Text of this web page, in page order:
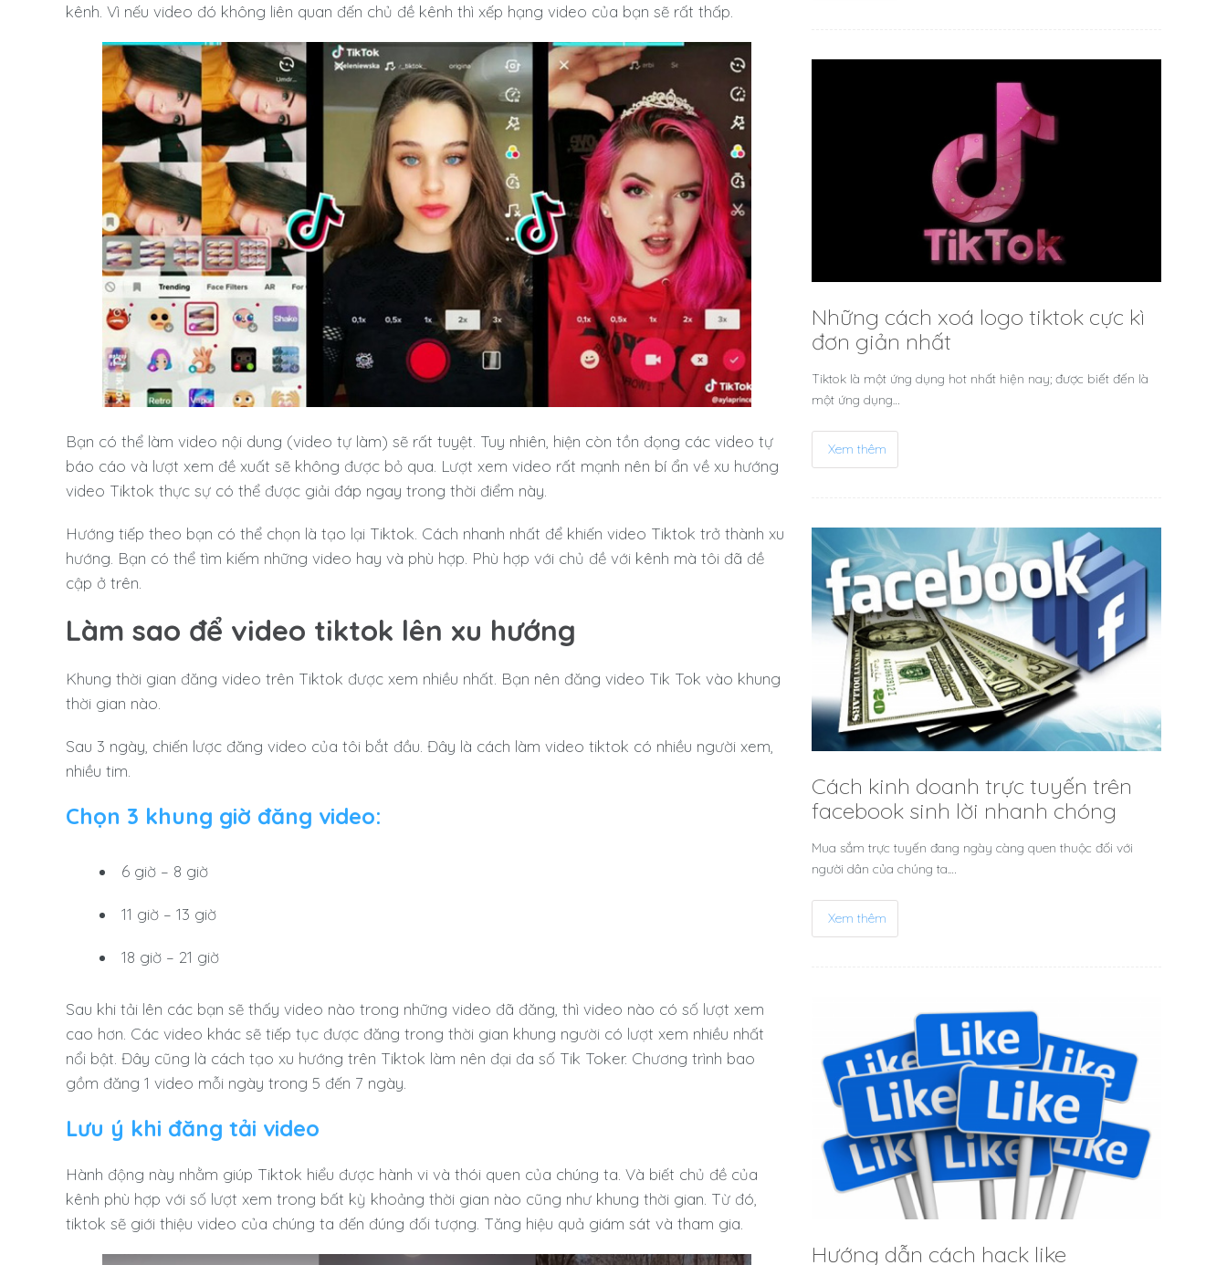
kênh. Vì nếu video đó không liên quan đến chủ đề kênh thì xếp hạng video của bạn sẽ rất thấp.
Bạn có thể làm video nội dung (video tự làm) sẽ rất tuyệt. Tuy nhiên, hiện còn tồn đọng các video tự
báo cáo và lượt xem đề xuất sẽ không được bỏ qua. Lượt xem video rất mạnh nên bí ẩn về xu hướng
video Tiktok thực sự có thể được giải đáp ngay trong thời điểm này.
Hướng tiếp theo bạn có thể chọn là tạo lại Tiktok. Cách nhanh nhất để khiến video Tiktok trở thành xu
hướng. Bạn có thể tìm kiếm những video hay và phù hợp. Phù hợp với chủ đề với kênh mà tôi đã đề
cập ở trên.
Làm sao để video tiktok lên xu hướng
Khung thời gian đăng video trên Tiktok được xem nhiều nhất. Bạn nên đăng video Tik Tok vào khung
thời gian nào.
Sau 3 ngày, chiến lược đăng video của tôi bắt đầu. Đây là cách làm video tiktok có nhiều người xem,
nhiều tim.
Chọn 3 khung giờ đăng video:
6 giờ – 8 giờ
11 giờ – 13 giờ
18 giờ – 21 giờ
Sau khi tải lên các bạn sẽ thấy video nào trong những video đã đăng, thì video nào có số lượt xem
cao hơn. Các video khác sẽ tiếp tục được đăng trong thời gian khung người có lượt xem nhiều nhất
nổi bật. Đây cũng là cách tạo xu hướng trên Tiktok làm nên đại đa số Tik Toker. Chương trình bao
gồm đăng 1 video mỗi ngày trong 5 đến 7 ngày.
Lưu ý khi đăng tải video
Hành động này nhằm giúp Tiktok hiểu được hành vi và thói quen của chúng ta. Và biết chủ đề của
kênh phù hợp với số lượt xem trong bất kỳ khoảng thời gian nào cũng như khung thời gian. Từ đó,
tiktok sẽ giới thiệu video của chúng ta đến đúng đối tượng. Tăng hiệu quả giám sát và tham gia.
Những cách xoá logo tiktok cực kì
đơn giản nhất
Tiktok là một ứng dụng hot nhất hiện nay; được biết đến là
một ứng dụng…
Xem thêm
Cách kinh doanh trực tuyến trên
facebook sinh lời nhanh chóng
Mua sắm trực tuyến đang ngày càng quen thuộc đối với
người dân của chúng ta.…
Xem thêm
Hướng dẫn cách hack like